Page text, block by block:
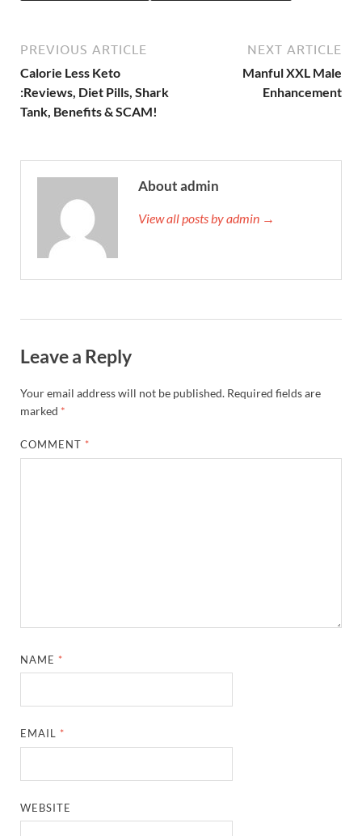
PREVIOUS ARTICLE
Calorie Less Keto
:Reviews, Diet Pills, Shark
Tank, Benefits & SCAM!
NEXT ARTICLE
Manful XXL Male
Enhancement
About admin
View all posts by admin →
Leave a Reply
Your email address will not be published. Required fields are
marked *
COMMENT *
NAME *
EMAIL *
WEBSITE